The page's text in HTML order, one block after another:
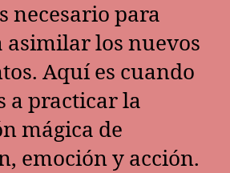
necesario para
asimilar los nuevos
Aquí es cuando
a practicar la
mágica de
emoción y acción.